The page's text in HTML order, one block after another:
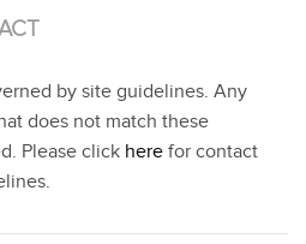
by site guidelines. Any
does not match these
Please click here for contact